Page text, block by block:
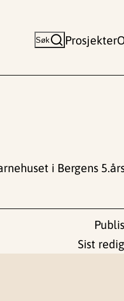
Søk Prosjekter
i Bergens
Sist